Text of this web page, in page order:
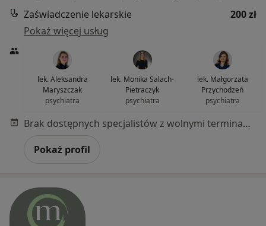
Zaświadczenie lekarskie
200 zł
Pokaż więcej usług
lek. Aleksandra
Maryszczak
psychiatra
lek. Monika Salach-
Pietraczyk
psychiatra
lek. Małgorzata
Przychodzeń
psychiatra
Brak dostępnych specjalistów z wolnymi terminami w tym centrum medycznym.
Pokaż profil